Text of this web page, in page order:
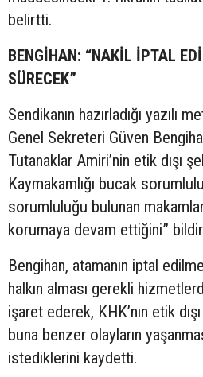
belirtti.
BENGİHAN: “NAKİL İPTAL
SÜRECEK”
Sendikanın hazırladığı yazılı
Genel Sekreteri Güven
Tutanaklar Amiri’nin etik dışı
Kaymakamlığı bucak
sorumluluğu bulunan
korumaya devam ettiğini”
Bengihan, atamanın iptal
halkın alması gerekli
işaret ederek, KHK’nın etik
buna benzer olayların
istediklerini kaydetti.